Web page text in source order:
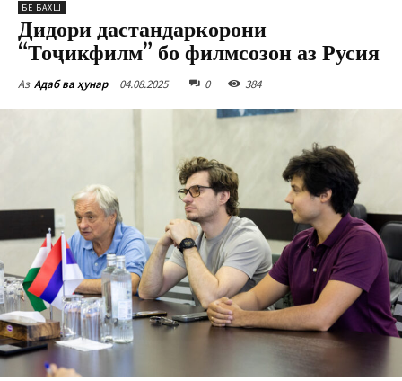
БЕ БАХШ
Дидори дастандаркорони
“Тоҷикфилм” бо филмсозон аз Русия
Аз Адаб ва ҳунар 04.08.2025 0 384